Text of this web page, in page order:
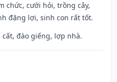
chức, cưới hỏi, trồng cây,
đặng lợi, sinh con rất tốt.
đào giếng, lợp nhà.